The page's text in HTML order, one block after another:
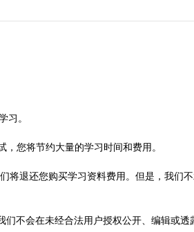
习。
您将节约大量的学习时间和费用。
将退还您购买学习资料费用。但是，我们
们不会在未经合法用户授权公开、编辑或透